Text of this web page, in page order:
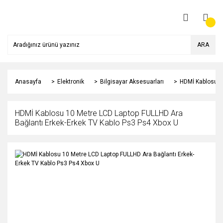
ARA
Anasayfa Elektronik Bilgisayar Aksesuarları HDMİ Kablosu
HDMİ Kablosu 10 Metre LCD Laptop FULLHD Ara
Bağlantı Erkek-Erkek TV Kablo Ps3 Ps4 Xbox U